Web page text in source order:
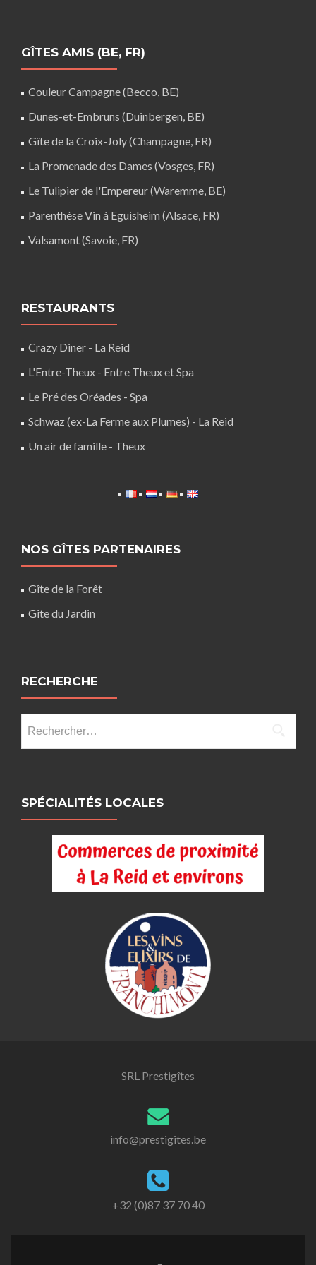
GÎTES AMIS (BE, FR)
Couleur Campagne (Becco, BE)
Dunes-et-Embruns (Duinbergen, BE)
Gîte de la Croix-Joly (Champagne, FR)
La Promenade des Dames (Vosges, FR)
Le Tulipier de l'Empereur (Waremme, BE)
Parenthèse Vin à Eguisheim (Alsace, FR)
Valsamont (Savoie, FR)
RESTAURANTS
Crazy Diner - La Reid
L'Entre-Theux - Entre Theux et Spa
Le Pré des Oréades - Spa
Schwaz (ex-La Ferme aux Plumes) - La Reid
Un air de famille - Theux
NOS GÎTES PARTENAIRES
Gîte de la Forêt
Gîte du Jardin
RECHERCHE
SPÉCIALITÉS LOCALES
SRL Prestigîtes
info@prestigites.be
+32 (0)87 37 70 40